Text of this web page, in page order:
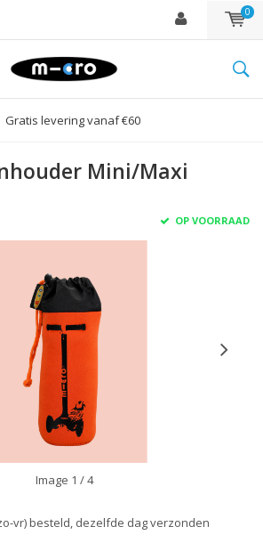
0
Gratis levering vanaf €60
Mini/Maxi
OP VOORRAAD
Image 1 / 4
vr) besteld, dezelfde dag verzonden